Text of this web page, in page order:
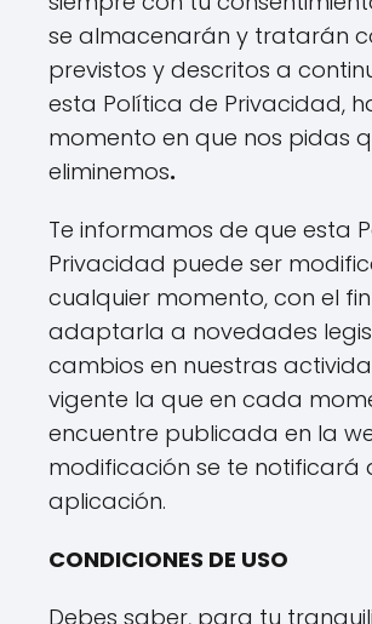
se almacenarán y tratarán
previstos y descritos a
esta Política de Privacidad,
momento en que nos pidas
eliminemos.
Te informamos de que esta
Privacidad puede ser
cualquier momento, con el
adaptarla a novedades
cambios en nuestras
vigente la que en cada
encuentre publicada en la
modificación se te notificará
aplicación.
CONDICIONES DE USO
Debes saber, para tu